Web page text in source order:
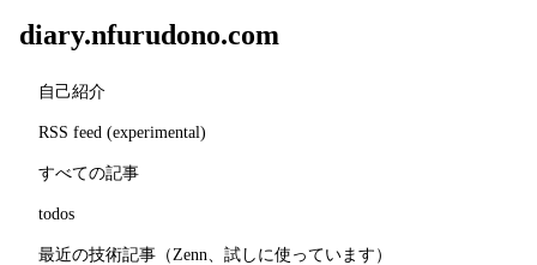
diary.nfurudono.com
自己紹介
RSS feed (experimental)
すべての記事
todos
最近の技術記事（Zenn、試しに使っています）